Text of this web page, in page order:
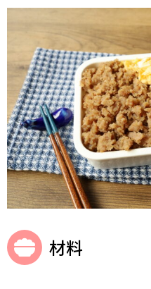
材料